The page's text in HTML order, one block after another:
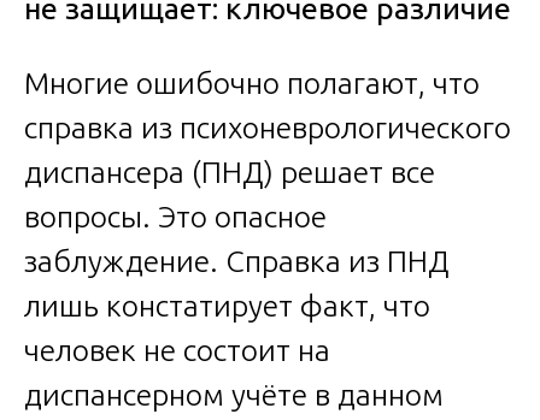
не защищает: ключевое различие
Многие ошибочно полагают, что
справка из психоневрологического
диспансера (ПНД) решает все
вопросы. Это опасное
заблуждение. Справка из ПНД
лишь констатирует факт, что
человек не состоит на
диспансерном учёте в данном